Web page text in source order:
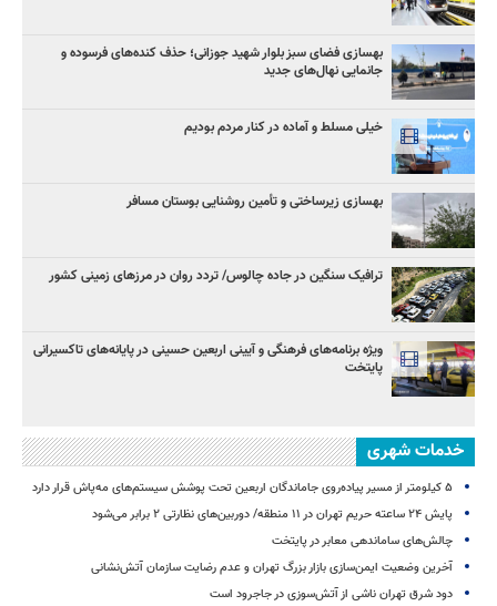
بهسازی فضای سبز بلوار شهید جوزانی؛ حذف کنده‌های فرسوده و
جانمایی نهال‌های جدید
خیلی مسلط و آماده در کنار مردم بودیم
بهسازی زیرساختی و تأمین روشنایی بوستان مسافر
ترافیک سنگین در جاده چالوس/ تردد روان در مرزهای زمینی کشور
ویژه برنامه‌های فرهنگی و آیینی اربعین حسینی در پایانه‌های تاکسیرانی
پایتخت
خدمات شهری
۵ کیلومتر از مسیر پیاده‌روی جاماندگان اربعین تحت پوشش سیستم‌های مه‌پاش قرار دارد
پایش ۲۴ ساعته حریم تهران در ۱۱ منطقه/ دوربین‌های نظارتی ۲ برابر می‌شود
چالش‌های ساماندهی معابر در پایتخت
آخرین وضعیت ایمن‌سازی بازار بزرگ تهران و عدم رضایت سازمان آتش‌نشانی
دود شرق تهران ناشی از آتش‌سوزی در جاجرود است